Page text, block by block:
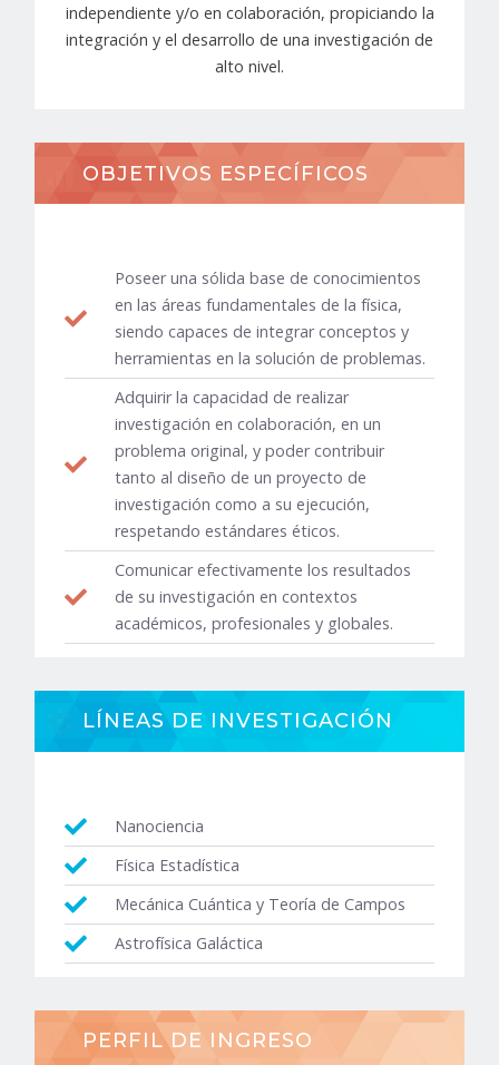
independiente y/o en colaboración, propiciando la
integración y el desarrollo de una investigación de
alto nivel.
OBJETIVOS ESPECÍFICOS
Poseer una sólida base de conocimientos
en las áreas fundamentales de la física,
siendo capaces de integrar conceptos y
herramientas en la solución de problemas.
Adquirir la capacidad de realizar
investigación en colaboración, en un
problema original, y poder contribuir
tanto al diseño de un proyecto de
investigación como a su ejecución,
respetando estándares éticos.
Comunicar efectivamente los resultados
de su investigación en contextos
académicos, profesionales y globales.
LÍNEAS DE INVESTIGACIÓN
Nanociencia
Física Estadística
Mecánica Cuántica y Teoría de Campos
Astrofísica Galáctica
PERFIL DE INGRESO